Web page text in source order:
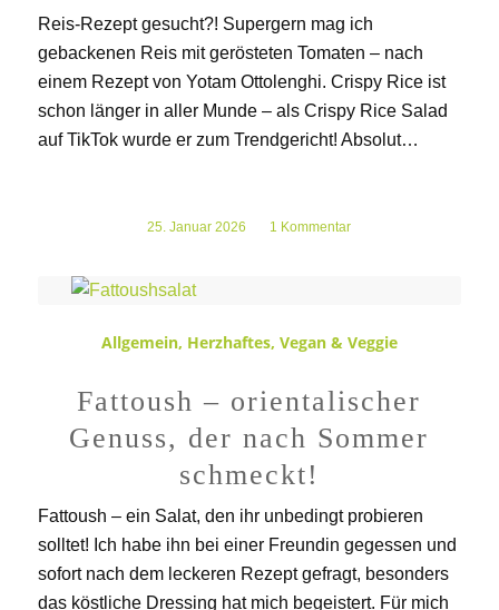
Reis-Rezept gesucht?! Supergern mag ich
gebackenen Reis mit gerösteten Tomaten – nach
einem Rezept von Yotam Ottolenghi. Crispy Rice ist
schon länger in aller Munde – als Crispy Rice Salad
auf TikTok wurde er zum Trendgericht! Absolut…
25. Januar 2026
/ 1 Kommentar
Allgemein, Herzhaftes, Vegan & Veggie
Fattoush – orientalischer
Genuss, der nach Sommer
schmeckt!
Fattoush – ein Salat, den ihr unbedingt probieren
solltet! Ich habe ihn bei einer Freundin gegessen und
sofort nach dem leckeren Rezept gefragt, besonders
das köstliche Dressing hat mich begeistert. Für mich